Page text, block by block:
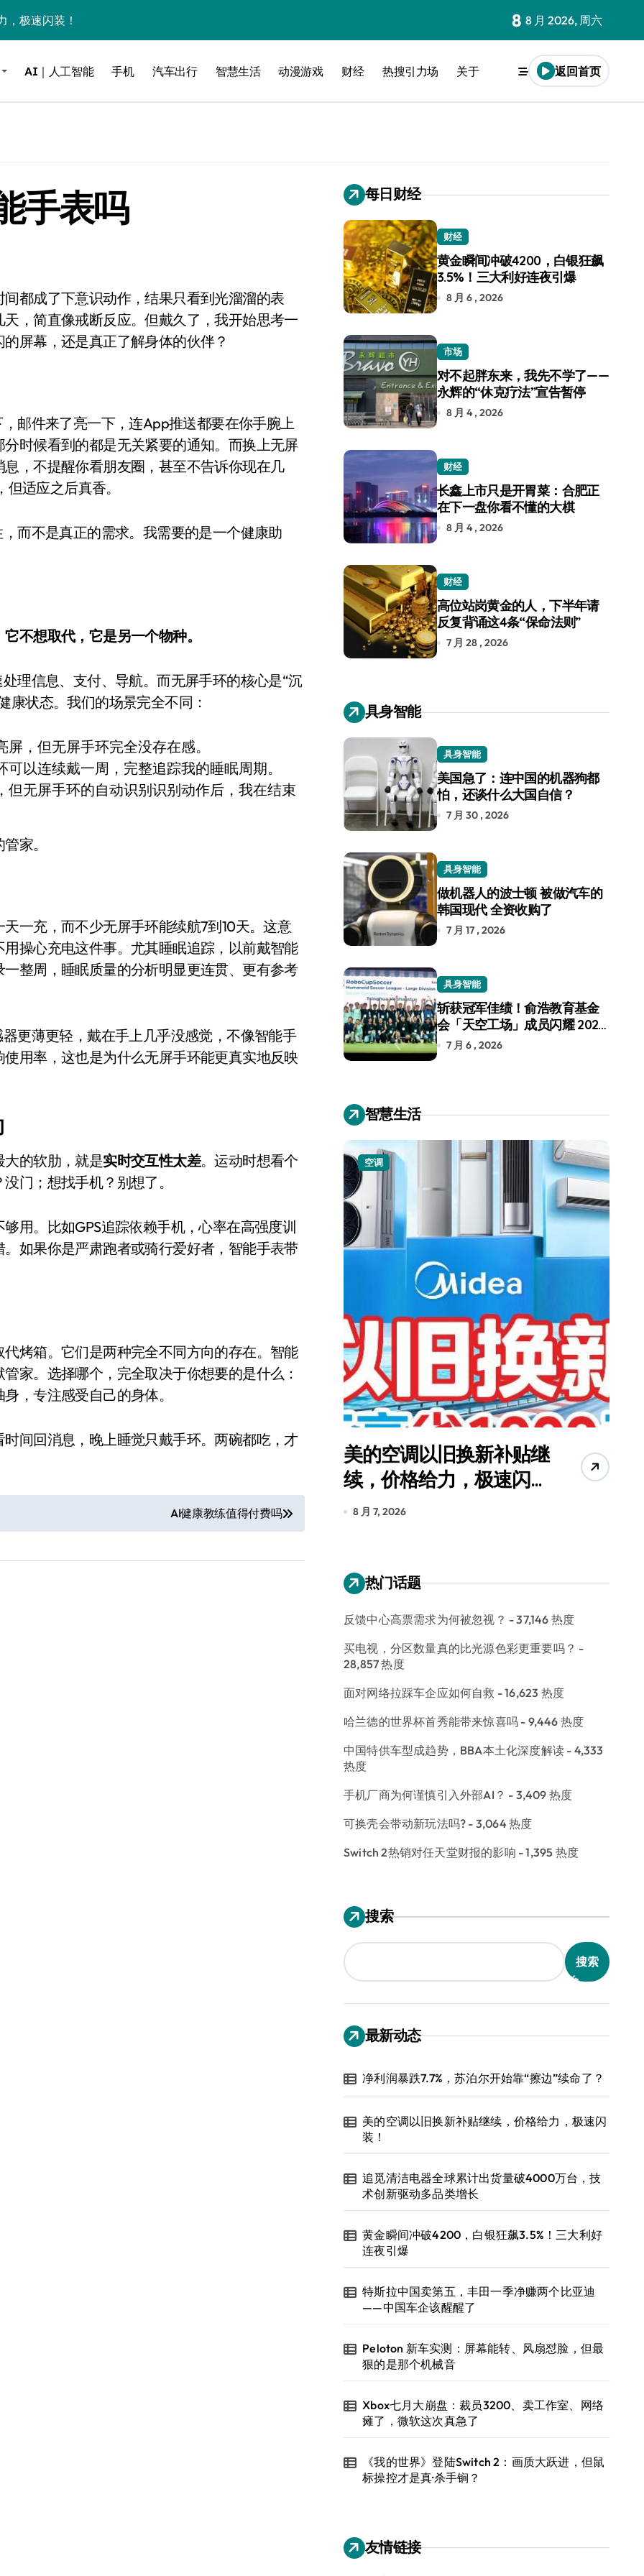
，极速闪装！
大利好连夜引爆
比亚迪——中国车企该醒醒了
、网络瘫了，微软这次真急了
，但鼠标操控才是真·杀手锏？
“垂帘听政”？
鹏的“多事之夏”
——试驾雷克萨斯ES 500e
司机教你3招真·快充
了：车内不是广告屏！
会后悔吗？
箱，你中招了吗？
版逼近4800
你看不懂的大棋
做错了
SP，情怀拉满
能“以盘换数”了？
命了？
8 8 月 2026, 周六
AI｜人工智能 手机 汽车出行 智慧生活 动漫游戏 财经 热搜引力场 关于 返回首页
手表吗
，简直像戒断反应。但戴久了，我开始思考一
屏幕，还是真正了解身体的伙伴？
邮件来了亮一下，连App推送都要在你手腕上
时候看到的都是无关紧要的通知。而换上无屏
，不提醒你看朋友圈，甚至不告诉你现在几
适应之后真香。
而不是真正的需求。我需要的是一个健康助
它不想取代，它是另一个物种。
理信息、支付、导航。而无屏手环的核心是“沉
康状态。我们的场景完全不同：
，但无屏手环完全没存在感。
以连续戴一周，完整追踪我的睡眠周期。
无屏手环的自动识别识别动作后，我在结束
家。
一充，而不少无屏手环能续航7到10天。这意
操心充电这件事。尤其睡眠追踪，以前戴智能
整周，睡眠质量的分析明显更连贯、更有参考
更薄更轻，戴在手上几乎没感觉，不像智能手
用率，这也是为什么无屏手环能更真实地反映
的软肋，就是实时交互性太差。运动时想看个
门；想找手机？别想了。
用。比如GPS追踪依赖手机，心率在高强度训
如果你是严肃跑者或骑行爱好者，智能手表带
烤箱。它们是两种完全不同方向的存在。智能
家。选择哪个，完全取决于你想要的是什么：
，专注感受自己的身体。
间回消息，晚上睡觉只戴手环。两碗都吃，才
AI健康教练值得付费吗
每日财经
财经
黄金瞬间冲破4200，白银狂飙
3.5%！三大利好连夜引爆
8 月 6 , 2026
市场
对不起胖东来，我先不学了——
永辉的“休克疗法”宣告暂停
8 月 4 , 2026
财经
长鑫上市只是开胃菜：合肥正
在下一盘你看不懂的大棋
8 月 4 , 2026
财经
高位站岗黄金的人，下半年请
反复背诵这4条“保命法则”
7 月 28 , 2026
具身智能
具身智能
美国急了：连中国的机器狗都
怕，还谈什么大国自信？
7 月 30 , 2026
具身智能
做机器人的波士顿 被做汽车的
韩国现代 全资收购了
7 月 17 , 2026
具身智能
斩获冠军佳绩！俞浩教育基金
会「天空工场」成员闪耀 2026
RoboCup 机器人世界杯
7 月 6 , 2026
智慧生活
小家电
净利润暴跌7.7%，苏泊尔
空调
美的空调以旧换新补贴继
续，价格给力，极速闪
装！
8 月 7, 2026
热门话题
反馈中心高票需求为何被忽视？ - 37,146 热度
买电视，分区数量真的比光源色彩更重要吗？ -
28,857 热度
面对网络拉踩车企应如何自救 - 16,623 热度
哈兰德的世界杯首秀能带来惊喜吗 - 9,446 热度
中国特供车型成趋势，BBA本土化深度解读 - 4,333
热度
手机厂商为何谨慎引入外部AI？ - 3,409 热度
可换壳会带动新玩法吗? - 3,064 热度
Switch 2热销对任天堂财报的影响 - 1,395 热度
搜索
搜索
最新动态
净利润暴跌7.7%，苏泊尔开始靠“擦边”续命了？
美的空调以旧换新补贴继续，价格给力，极速闪
装！
追觅清洁电器全球累计出货量破4000万台，技
术创新驱动多品类增长
黄金瞬间冲破4200，白银狂飙3.5%！三大利好
连夜引爆
特斯拉中国卖第五，丰田一季净赚两个比亚迪
——中国车企该醒醒了
Peloton 新车实测：屏幕能转、风扇怼脸，但最
狠的是那个机械音
Xbox七月大崩盘：裁员3200、卖工作室、网络
瘫了，微软这次真急了
《我的世界》登陆Switch 2：画质大跃进，但鼠
标操控才是真·杀手锏？
友情链接